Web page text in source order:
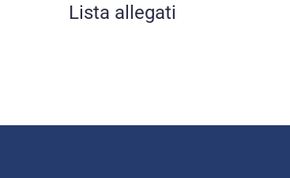
Lista allegati